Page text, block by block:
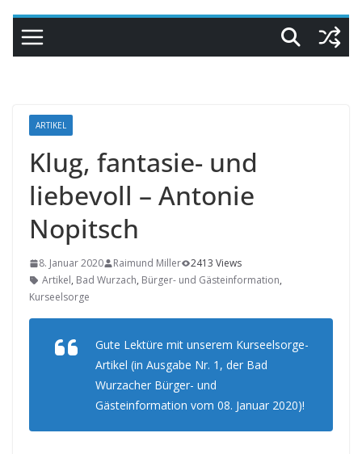
ARTIKEL
Klug, fantasie- und
liebevoll – Antonie
Nopitsch
8. Januar 2020 Raimund Miller
2413 Views
Artikel, Bad Wurzach, Bürger- und Gästeinformation,
Kurseelsorge
Gute Lektüre mit unserem Kurseelsorge-
Artikel (in Ausgabe Nr. 1, der Bad
Wurzacher Bürger- und
Gästeinformation vom 08. Januar 2020)!